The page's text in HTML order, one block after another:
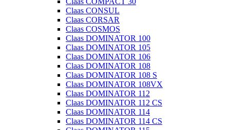
Claas CONSUL
Claas CORSAR
Claas COSMOS
Claas DOMINATOR 100
Claas DOMINATOR 105
Claas DOMINATOR 106
Claas DOMINATOR 108
Claas DOMINATOR 108 S
Claas DOMINATOR 108VX
Claas DOMINATOR 112
Claas DOMINATOR 112 CS
Claas DOMINATOR 114
Claas DOMINATOR 114 CS